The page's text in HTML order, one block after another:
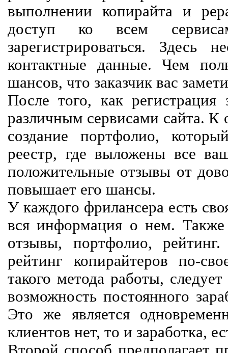
выполнении копирайта и
доступ ко всем
зарегистрироваться. Здесь
контактные данные. Чем
шансов, что заказчик вас
После того, как регистрация
различным сервисами сайта. К
создание портфолио,
реестр, где выложены все
положительные отзывы от
повышает его шансы.
У каждого фрилансера есть
вся информация о нем. Также
отзывы, портфолио,
рейтинг копирайтеров по-
такого метода работы,
возможность постоянного
Это же является
клиентов нет, то и заработка,